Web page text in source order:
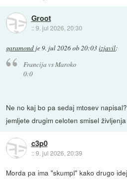
Groot
::9. jul 2026, 20:30
garamond je9. jul 2026 ob 20:03izjavil:
Francija vs Maroko
0:0
Ne no kaj bo pa sedaj mtosev
jemljete drugim celoten smisel življenja
c3p0
::9. jul 2026, 20:39
Morda pa ima "skumpl" kako drugo